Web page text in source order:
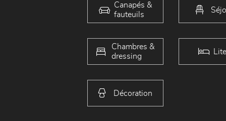
Canapés &
fauteuils
Chambres &
dressing
Décoration